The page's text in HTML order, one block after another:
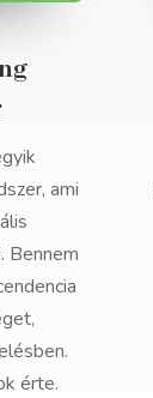
ami
Bennem
érte.